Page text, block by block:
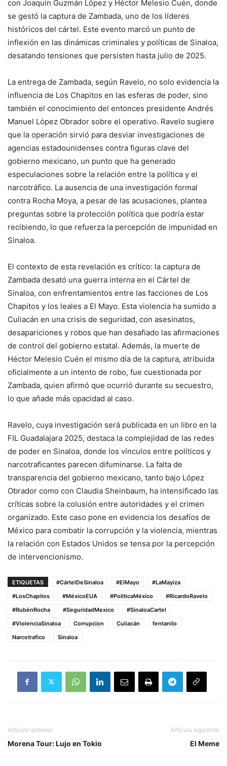
con Joaquín Guzmán López y Héctor Melesio Cuén, donde
se gestó la captura de Zambada, uno de los líderes
históricos del cártel. Este evento marcó un punto de
inflexión en las dinámicas criminales y políticas de Sinaloa,
desatando tensiones que persisten hasta julio de 2025.
La entrega de Zambada, según Ravelo, no solo evidencia la
influencia de Los Chapitos en las esferas de poder, sino
también el conocimiento del entonces presidente Andrés
Manuel López Obrador sobre el operativo. Ravelo sugiere
que la operación sirvió para desviar investigaciones de
agencias estadounidenses contra figuras clave del
gobierno mexicano, un punto que ha generado
especulaciones sobre la relación entre la política y el
narcotráfico. La ausencia de una investigación formal
contra Rocha Moya, a pesar de las acusaciones, plantea
preguntas sobre la protección política que podría estar
recibiendo, lo que refuerza la percepción de impunidad en
Sinaloa.
El contexto de esta revelación es crítico: la captura de
Zambada desató una guerra interna en el Cártel de
Sinaloa, con enfrentamientos entre las facciones de Los
Chapitos y los leales a El Mayo. Esta violencia ha sumido a
Culiacán en una crisis de seguridad, con asesinatos,
desapariciones y robos que han desafiado las afirmaciones
de control del gobierno estatal. Además, la muerte de
Héctor Melesio Cuén el mismo día de la captura, atribuida
oficialmente a un intento de robo, fue cuestionada por
Zambada, quien afirmó que ocurrió durante su secuestro,
lo que añade más opacidad al caso.
Ravelo, cuya investigación será publicada en un libro en la
FIL Guadalajara 2025, destaca la complejidad de las redes
de poder en Sinaloa, donde los vínculos entre políticos y
narcotraficantes parecen difuminarse. La falta de
transparencia del gobierno mexicano, tanto bajo López
Obrador como con Claudia Sheinbaum, ha intensificado las
críticas sobre la colusión entre autoridades y el crimen
organizado. Este caso pone en evidencia los desafíos de
México para combatir la corrupción y la violencia, mientras
la relación con Estados Unidos se tensa por la percepción
de intervencionismo.
ETIQUETAS #CártelDeSinaloa #ElMayo
#LaMayiza
#LosChapitos
#MéxicoEUA #PolíticaMéxico
#RicardoRavelo
#RubénRocha
#SeguridadMexico
#SinaloaCartel
#ViolenciaSinaloa
Corrupcion Culiacán
fentanilo
Narcotrafico
Sinaloa
Artículo anterior
Morena Tour: Lujo en Tokio
Artículo siguiente
El Meme